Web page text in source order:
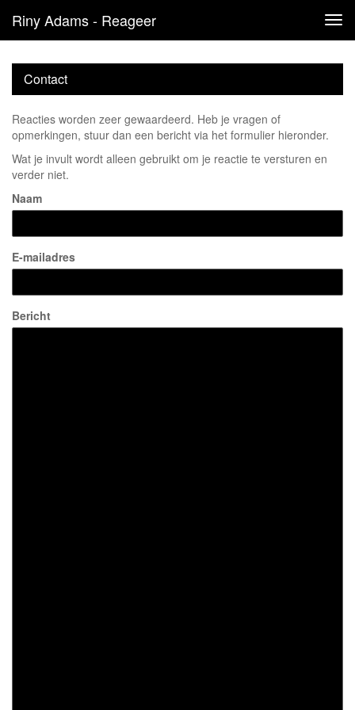
Riny Adams - Reageer
Contact
Reacties worden zeer gewaardeerd. Heb je vragen of
opmerkingen, stuur dan een bericht via het formulier hieronder.
Wat je invult wordt alleen gebruikt om je reactie te versturen en
verder niet.
Naam
E-mailadres
Bericht